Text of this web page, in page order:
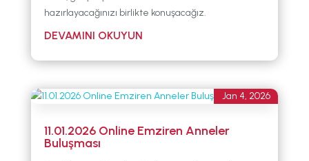
hazırlayacağınızı birlikte konuşacağız.
11.01.2026 Online Emziren Anneler
Buluşması
Jan 4, 2026